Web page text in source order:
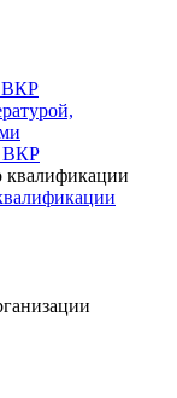
ВКР
ВКР
квалификации